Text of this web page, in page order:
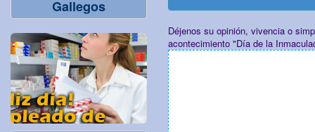
Gallegos
Déjenos su opinión, vivencia o
acontecimiento "Día de la